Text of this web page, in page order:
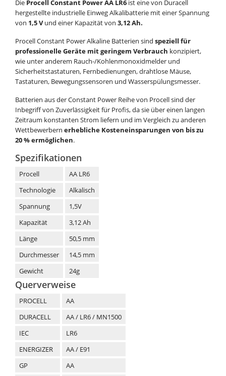
Die Procell Constant Power AA LR6 ist eine von Duracell
hergestellte industrielle Einweg Alkalibatterie mit einer Spannung
von 1,5 Vund einer Kapazität von 3,12 Ah.
Procell Constant Power Alkaline Batterien sind speziell für
professionelle Geräte mit geringem Verbrauch konzipiert,
wie unter anderem Rauch-/Kohlenmonoxidmelder und
Sicherheitstastaturen, Fernbedienungen, drahtlose Mäuse,
Tastaturen, Bewegungssensoren und Wasserspülungsmesser.
Batterien aus der Constant Power Reihe von Procell sind der
Inbegriff von Zuverlässigkeit für Profis, da sie über einen langen
Zeitraum konstanten Strom liefern und im Vergleich zu anderen
Wettbewerbern erhebliche Kosteneinsparungen von bis zu
20 %ermöglichen.
Spezifikationen
Procell
AA LR6
Technologie
Alkalisch
Spannung
1,5V
Kapazität
3,12 Ah
Länge
50,5 mm
Durchmesser
14,5 mm
Gewicht
24g
Querverweise
PROCELL
AA
DURACELL
AA / LR6 / MN1500
IEC
LR6
ENERGIZER
AA / E91
GP
AA